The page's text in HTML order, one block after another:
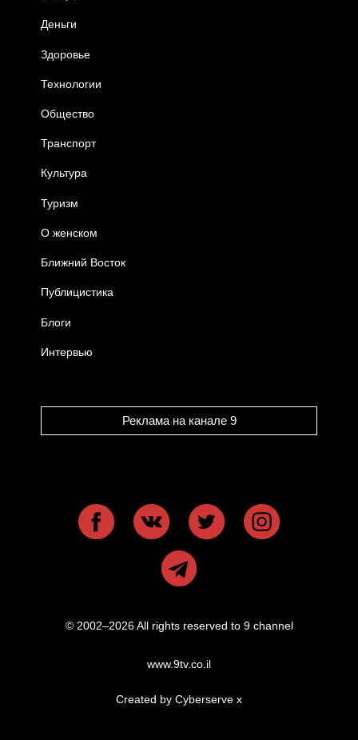
Деньги
Здоровье
Технологии
Общество
Транспорт
Культура
Туризм
О женском
Ближний Восток
Публицистика
Блоги
Интервью
Реклама на канале 9
© 2002–2026 All rights reserved to 9 channel
www.9tv.co.il
Created by Cyberserve x